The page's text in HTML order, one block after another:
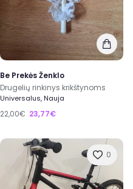
Be Prekės Ženklo
Drugelių rinkinys krikštynoms
Universalus, Nauja
22,00€ 23,77€
0